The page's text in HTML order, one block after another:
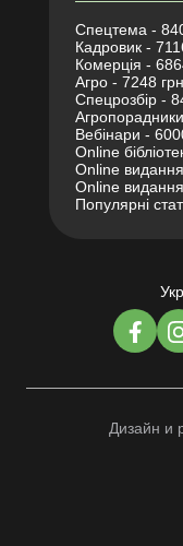
Спецтема -
Кадровик -
Комерція -
Агро - 7248
Спецрозбір -
Вебінари -
Online
Online
Online
Популярні
Дизайн и